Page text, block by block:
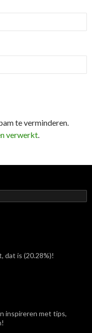
te verminderen.
verwerkt.
dat is (20.28%)!
inspireren met tips,